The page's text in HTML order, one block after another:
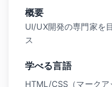
概要
UI/UX開発の専門家を
ス
学べる言語
HTML/CSS（マークア